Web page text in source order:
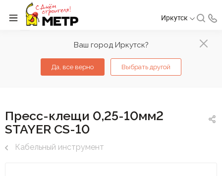
Ваш город Иркутск?
Да, все верно Выбрать другой
Иркутск
Пресс-клещи 0,25-10мм2
STAYER CS-10
Кабельный инструмент